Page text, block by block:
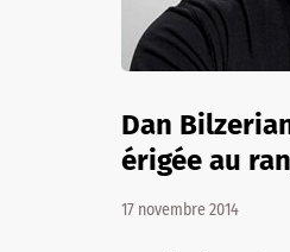
Dan
érigée au
17 novembre 2014